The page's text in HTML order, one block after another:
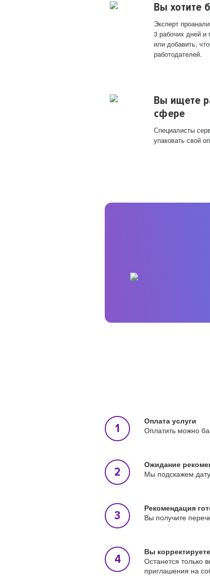
Вы хотите
Эксперт
3 рабочих дней и
или добавить,
работодателей.
Вы ищете
сфере
Специалисты
упаковать свой
Оплата услуги
Оплатить можно
Ожидание
Мы подскажем
Рекомендация
Вы получите
Вы
Останется только
приглашения на